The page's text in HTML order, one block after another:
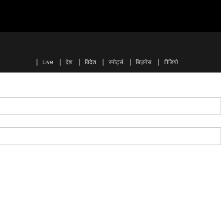
Live देश विदेश स्पोर्ट्स बिज़नेस वीडियो